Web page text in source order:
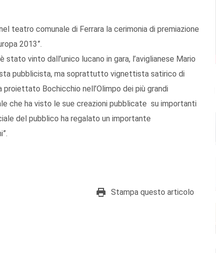
teatro comunale di Ferrara la cerimonia di premiazione
2013”.
vinto dall’unico lucano in gara, l’aviglianese Mario
pubblicista, ma soprattutto vignettista satirico di
Bochicchio nell’Olimpo dei più grandi
che ha visto le sue creazioni pubblicate su importanti
del pubblico ha regalato un importante
Stampa questo articolo